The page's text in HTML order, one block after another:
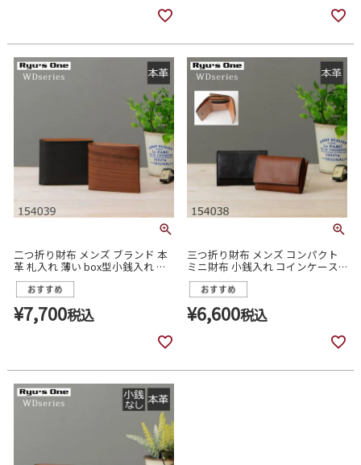
二つ折り財布 メンズ ブランド 本
革 札入れ 薄い box型小銭入れ カ
ード スリム 154039
¥7,700税込
三つ折り財布 メンズ コンパクト
ミニ財布 小銭入れ コインケース
ブランド 本革 小さめ 154038
¥6,600税込